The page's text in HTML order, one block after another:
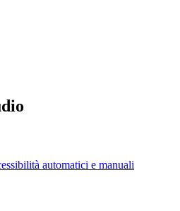
automatici e manuali